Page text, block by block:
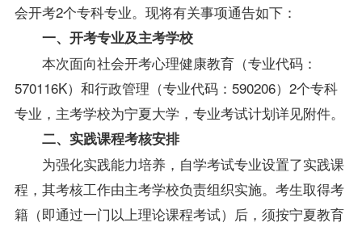
会开考2个专科专业。 现将有关事项通告如下：
一、 开考专业及主考学校
本次面向社会开考心理健康教育（专业代码：
570116K） 和行政管理 （专业代码： 590206） 2个专科
专业 ， 主考学校为宁夏大学 ， 专业考试计划详见附件。
二、 实践课程考核安排
为强化实践能力培养 ， 自学考试专业设置了实践课
程 ， 其考核工作由主考学校负责组织实施。 考生取得考
籍（即通过一门以 上理论课程考试） 后， 须按宁夏教育